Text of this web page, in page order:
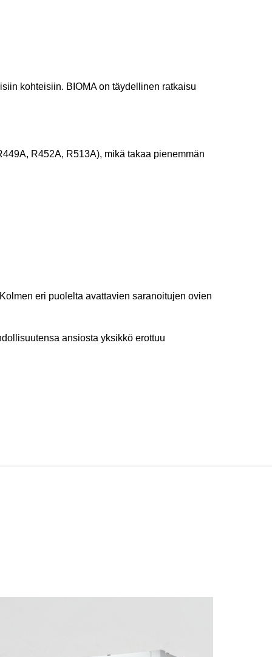
kohteisiin. BIOMA on täydellinen ratkaisu
R452A, R513A), mikä takaa pienemmän
eri puolelta avattavien saranoitujen ovien
ansiosta yksikkö erottuu